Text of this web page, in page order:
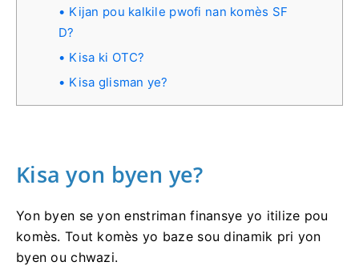
Kijan pou kalkile pwofi nan komès SF
D?
Kisa ki OTC?
Kisa glisman ye?
Kisa yon byen ye?
Yon byen se yon enstriman finansye yo itilize pou
komès. Tout komès yo baze sou dinamik pri yon
byen ou chwazi.